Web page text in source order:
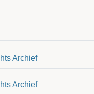
Archief
Archief